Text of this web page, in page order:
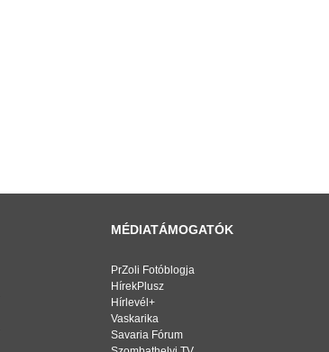
MÉDIATÁMOGATÓK
PrZoli Fotóblogja
HírekPlusz
Hírlevél+
Vaskarika
Savaria Fórum